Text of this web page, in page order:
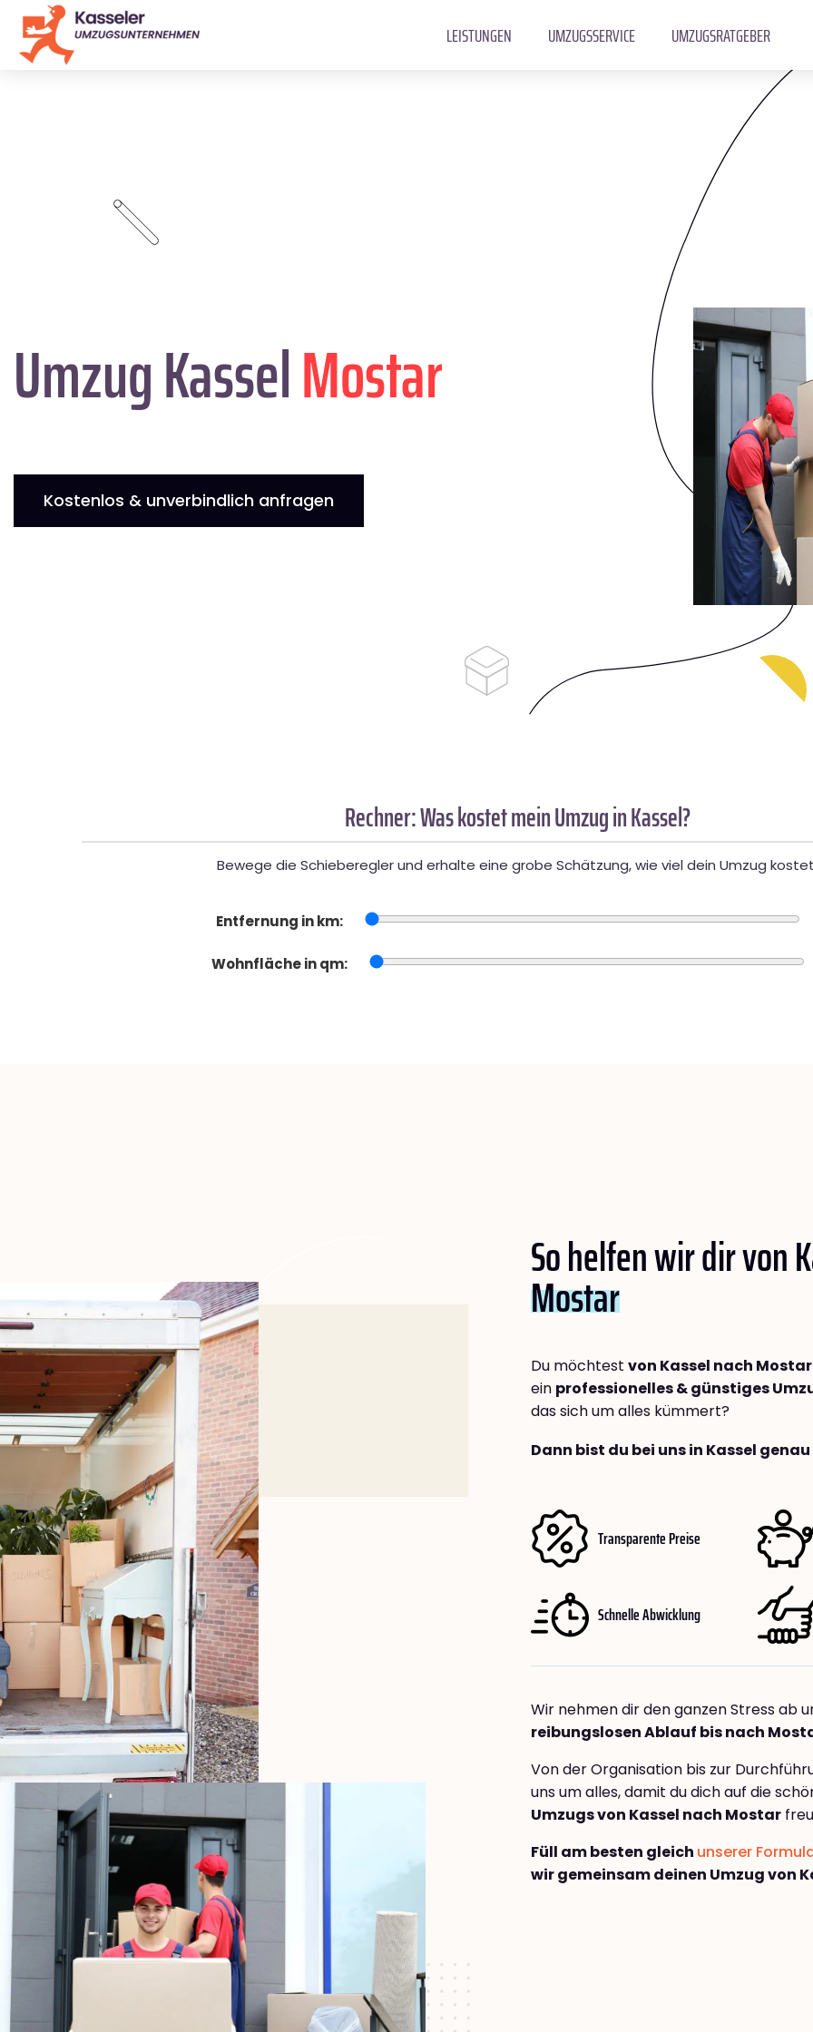
LEISTUNGEN UMZUGSSERVICE UMZUGSRATGEBER
Umzug KasselMostar
Kostenlos & unverbindlich anfragen
Rechner: Was kostet mein Umzug in Kassel?
Bewege die Schieberegler und erhalte eine grobe Schätzung, wie viel dein Umzug
Entfernung in km:
Wohnfläche in qm:
So helfen wir dir von
Mostar
Du möchtest von Kassel nach Mostar
ein professionelles & günstiges
das sich um alles kümmert?
Dann bist du bei uns in Kassel
Transparente Preise
Schnelle Abwicklung
Wir nehmen dir den ganzen Stress ab
reibungslosen Ablauf bis nach
Von der Organisation bis zur
uns um alles, damit du dich auf die
Umzugs von Kassel nach Mostar
Füll am besten gleich unserer
wir gemeinsam deinen Umzug von